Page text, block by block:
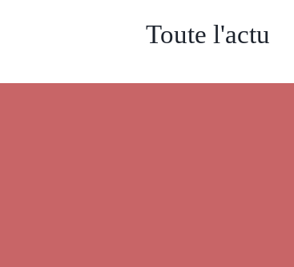
Toute l'actu